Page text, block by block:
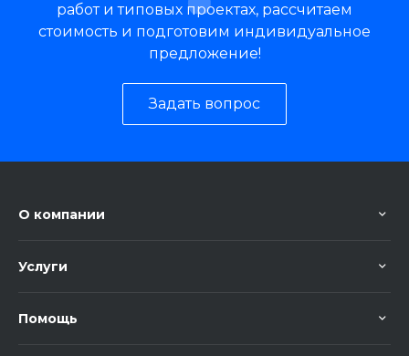
работ и типовых проектах, рассчитаем
стоимость и подготовим индивидуальное
предложение!
Задать вопрос
О компании
Услуги
Помощь